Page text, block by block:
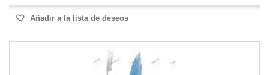
Añadir a la lista de deseos